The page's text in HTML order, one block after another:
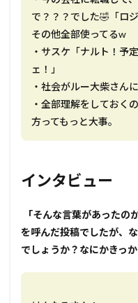
で？？？でした🤣「ロ
その他全部使ってるw
・サスケ「ナルト！予
ェ！」
・社会がルー大柴さん
・全部理解をしておく
方ってもっと大事。
インタビュー
――― 「そんな言葉があっ
を呼んだ投稿でしたが、
でしょうか？なにかきっ